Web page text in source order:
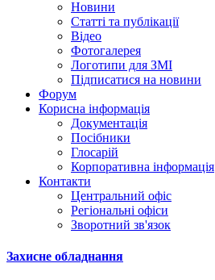
Новини
Статті та публікації
Відео
Фотогалерея
Логотипи для ЗМІ
Підписатися на новини
Форум
Корисна інформація
Документація
Посібники
Глосарій
Корпоративна інформація
Контакти
Центральний офіс
Регіональні офіси
Зворотний зв'язок
Захисне обладнання